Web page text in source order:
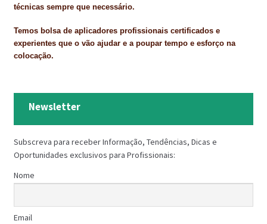
técnicas sempre que necessário.
Temos bolsa de aplicadores profissionais certificados e
experientes que o vão ajudar e a poupar tempo e esforço na
colocação.
Newsletter
Subscreva para receber Informação, Tendências, Dicas e
Oportunidades exclusivos para Profissionais:
Nome
Email